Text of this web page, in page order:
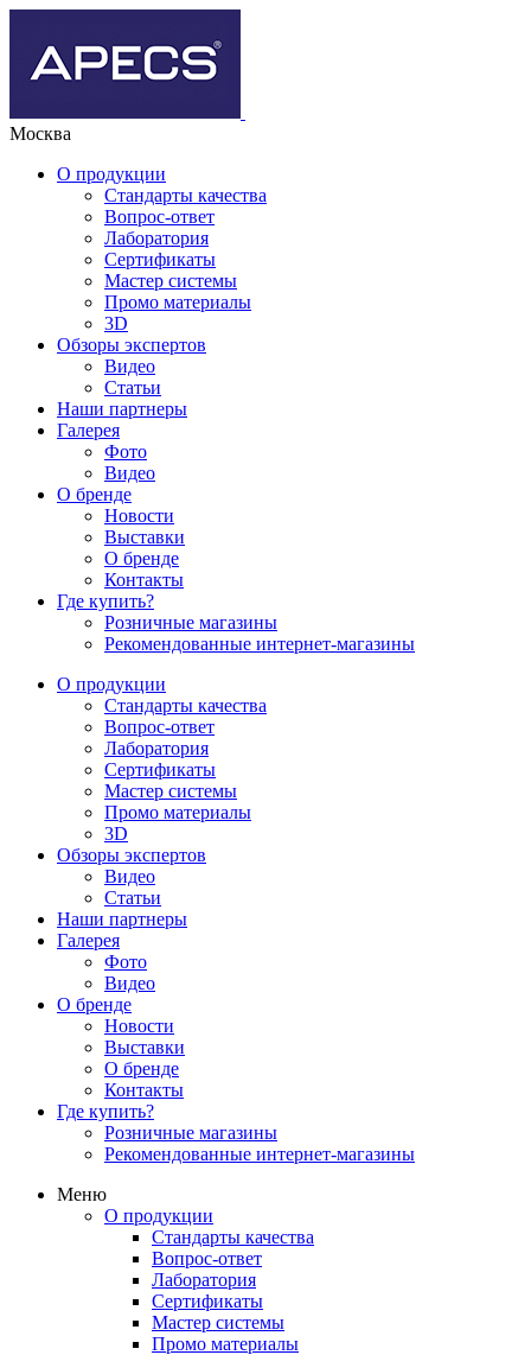
Москва
О продукции
Стандарты качества
Вопрос-ответ
Лаборатория
Сертификаты
Мастер системы
Промо материалы
3D
Обзоры экспертов
Видео
Статьи
Наши партнеры
Галерея
Фото
Видео
О бренде
Новости
Выставки
О бренде
Контакты
Где купить?
Розничные магазины
Рекомендованные интернет-магазины
О продукции
Стандарты качества
Вопрос-ответ
Лаборатория
Сертификаты
Мастер системы
Промо материалы
3D
Обзоры экспертов
Видео
Статьи
Наши партнеры
Галерея
Фото
Видео
О бренде
Новости
Выставки
О бренде
Контакты
Где купить?
Розничные магазины
Рекомендованные интернет-магазины
Меню
О продукции
Стандарты качества
Вопрос-ответ
Лаборатория
Сертификаты
Мастер системы
Промо материалы